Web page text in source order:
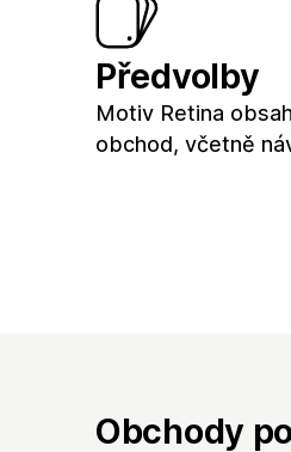
Předvolby
Motiv Retina
obchod, včetně
Obchody